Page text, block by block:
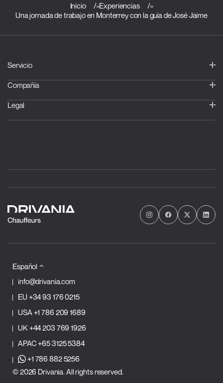
Inicio »Experiencias
»
Una jornada de trabajo en Monterrey con la guía de José Jaime
Servicio
Compañía
Legal
Español
info@drivania.com
EU +34 93 176 0215
USA +1 786 209 1689
UK +44 203 769 1926
APAC+65 3125 5384
+1 786 882 5256
© 2026 Drivania. All rights reserved.